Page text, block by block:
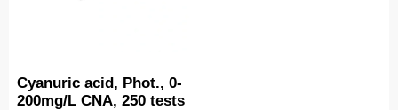
Cyanuric acid, Phot., 0-
200mg/L CNA, 250 tests